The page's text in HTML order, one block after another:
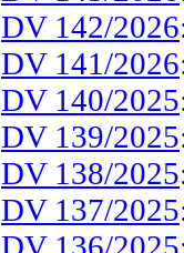
DV 142/2026
DV 141/2026
DV 140/2025
DV 139/2025
DV 138/2025
DV 137/2025